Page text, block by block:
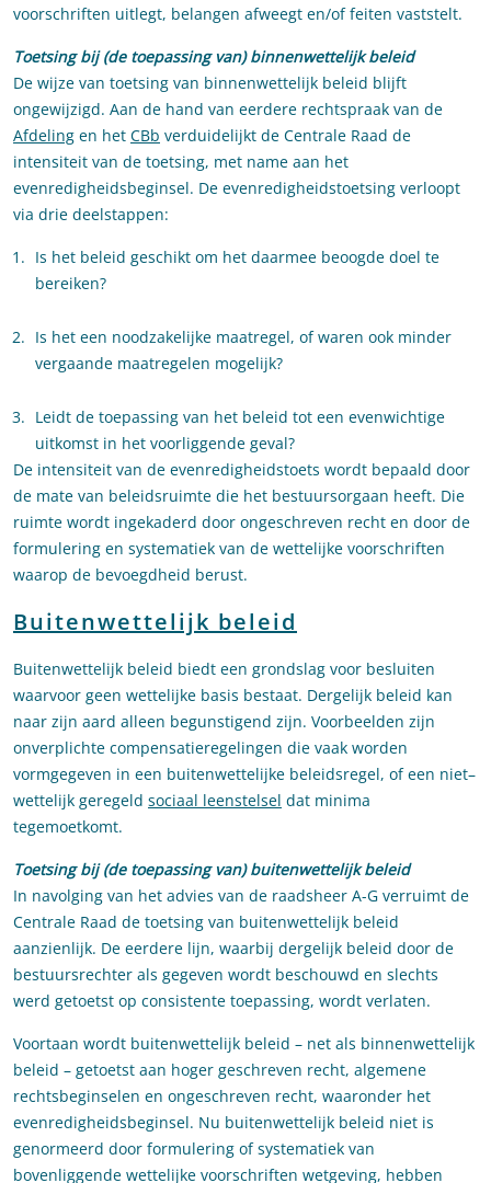
voorschriften uitlegt, belangen afweegt en/of feiten vaststelt.
Toetsingbij (de toepassing van) binnenwettelijk beleid
De wijze van toetsing van binnenwettelijk beleid blijft
ongewijzigd. Aan de hand van eerdere rechtspraak van de
Afdeling en het CBb verduidelijkt de Centrale Raad de
intensiteit van de toetsing, met name aan het
evenredigheidsbeginsel. De evenredigheidstoetsing verloopt
via drie deelstappen:
Is het beleid geschikt om het daarmee beoogde doel te
bereiken?
Is het een noodzakelijke maatregel, of waren ook minder
vergaande maatregelen mogelijk?
Leidt de toepassing van het beleid tot een evenwichtige
uitkomst in het voorliggende geval?
De intensiteit van de evenredigheidstoets wordt bepaald door
de mate van beleidsruimte die het bestuursorgaan heeft. Die
ruimte wordt ingekaderd door ongeschreven recht en door de
formulering en systematiek van de wettelijke voorschriften
waarop de bevoegdheid berust.
Buitenwettelijk beleid
Buitenwettelijk beleid biedt een grondslag voor besluiten
waarvoor geen wettelijke basis bestaat. Dergelijk beleid kan
naar zijn aard alleen begunstigend zijn. Voorbeelden zijn
onverplichte compensatieregelingen die vaak worden
vormgegeven in een buitenwettelijke beleidsregel, of een niet–
wettelijk geregeld sociaal leenstelsel dat minima
tegemoetkomt.
Toetsingbij (de toepassing van) buitenwettelijk beleid
In navolging van het advies van de raadsheer A-G verruimt de
Centrale Raad de toetsing van buitenwettelijk beleid
aanzienlijk. De eerdere lijn, waarbij dergelijk beleid door de
bestuursrechter als gegeven wordt beschouwd en slechts
werd getoetst op consistente toepassing, wordt verlaten.
Voortaan wordt buitenwettelijk beleid – net als binnenwettelijk
beleid – getoetst aan hoger geschreven recht, algemene
rechtsbeginselen en ongeschreven recht, waaronder het
evenredigheidsbeginsel. Nu buitenwettelijk beleid niet is
genormeerd door formulering of systematiek van
bovenliggende wettelijke voorschriften wetgeving, hebben